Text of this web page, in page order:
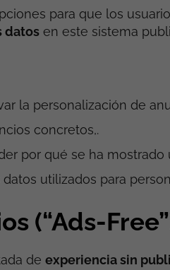
para que los
datosen este sistema
la personalización de
concretos,.
por qué se ha mostrado
utilizados para
(“Ads-
de experiencia sin